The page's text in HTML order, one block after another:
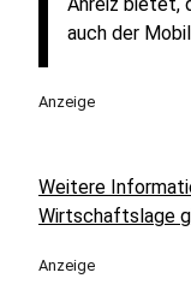
auch der
Anzeige
Weitere
Wirtschaftslage
Anzeige